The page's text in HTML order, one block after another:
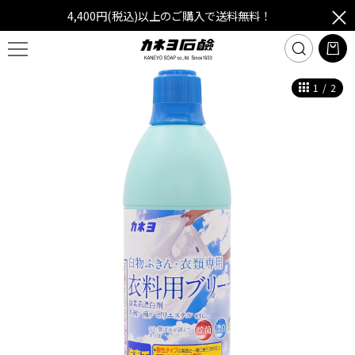
4,400円(税込)以上のご購入で送料無料！
1 / 2